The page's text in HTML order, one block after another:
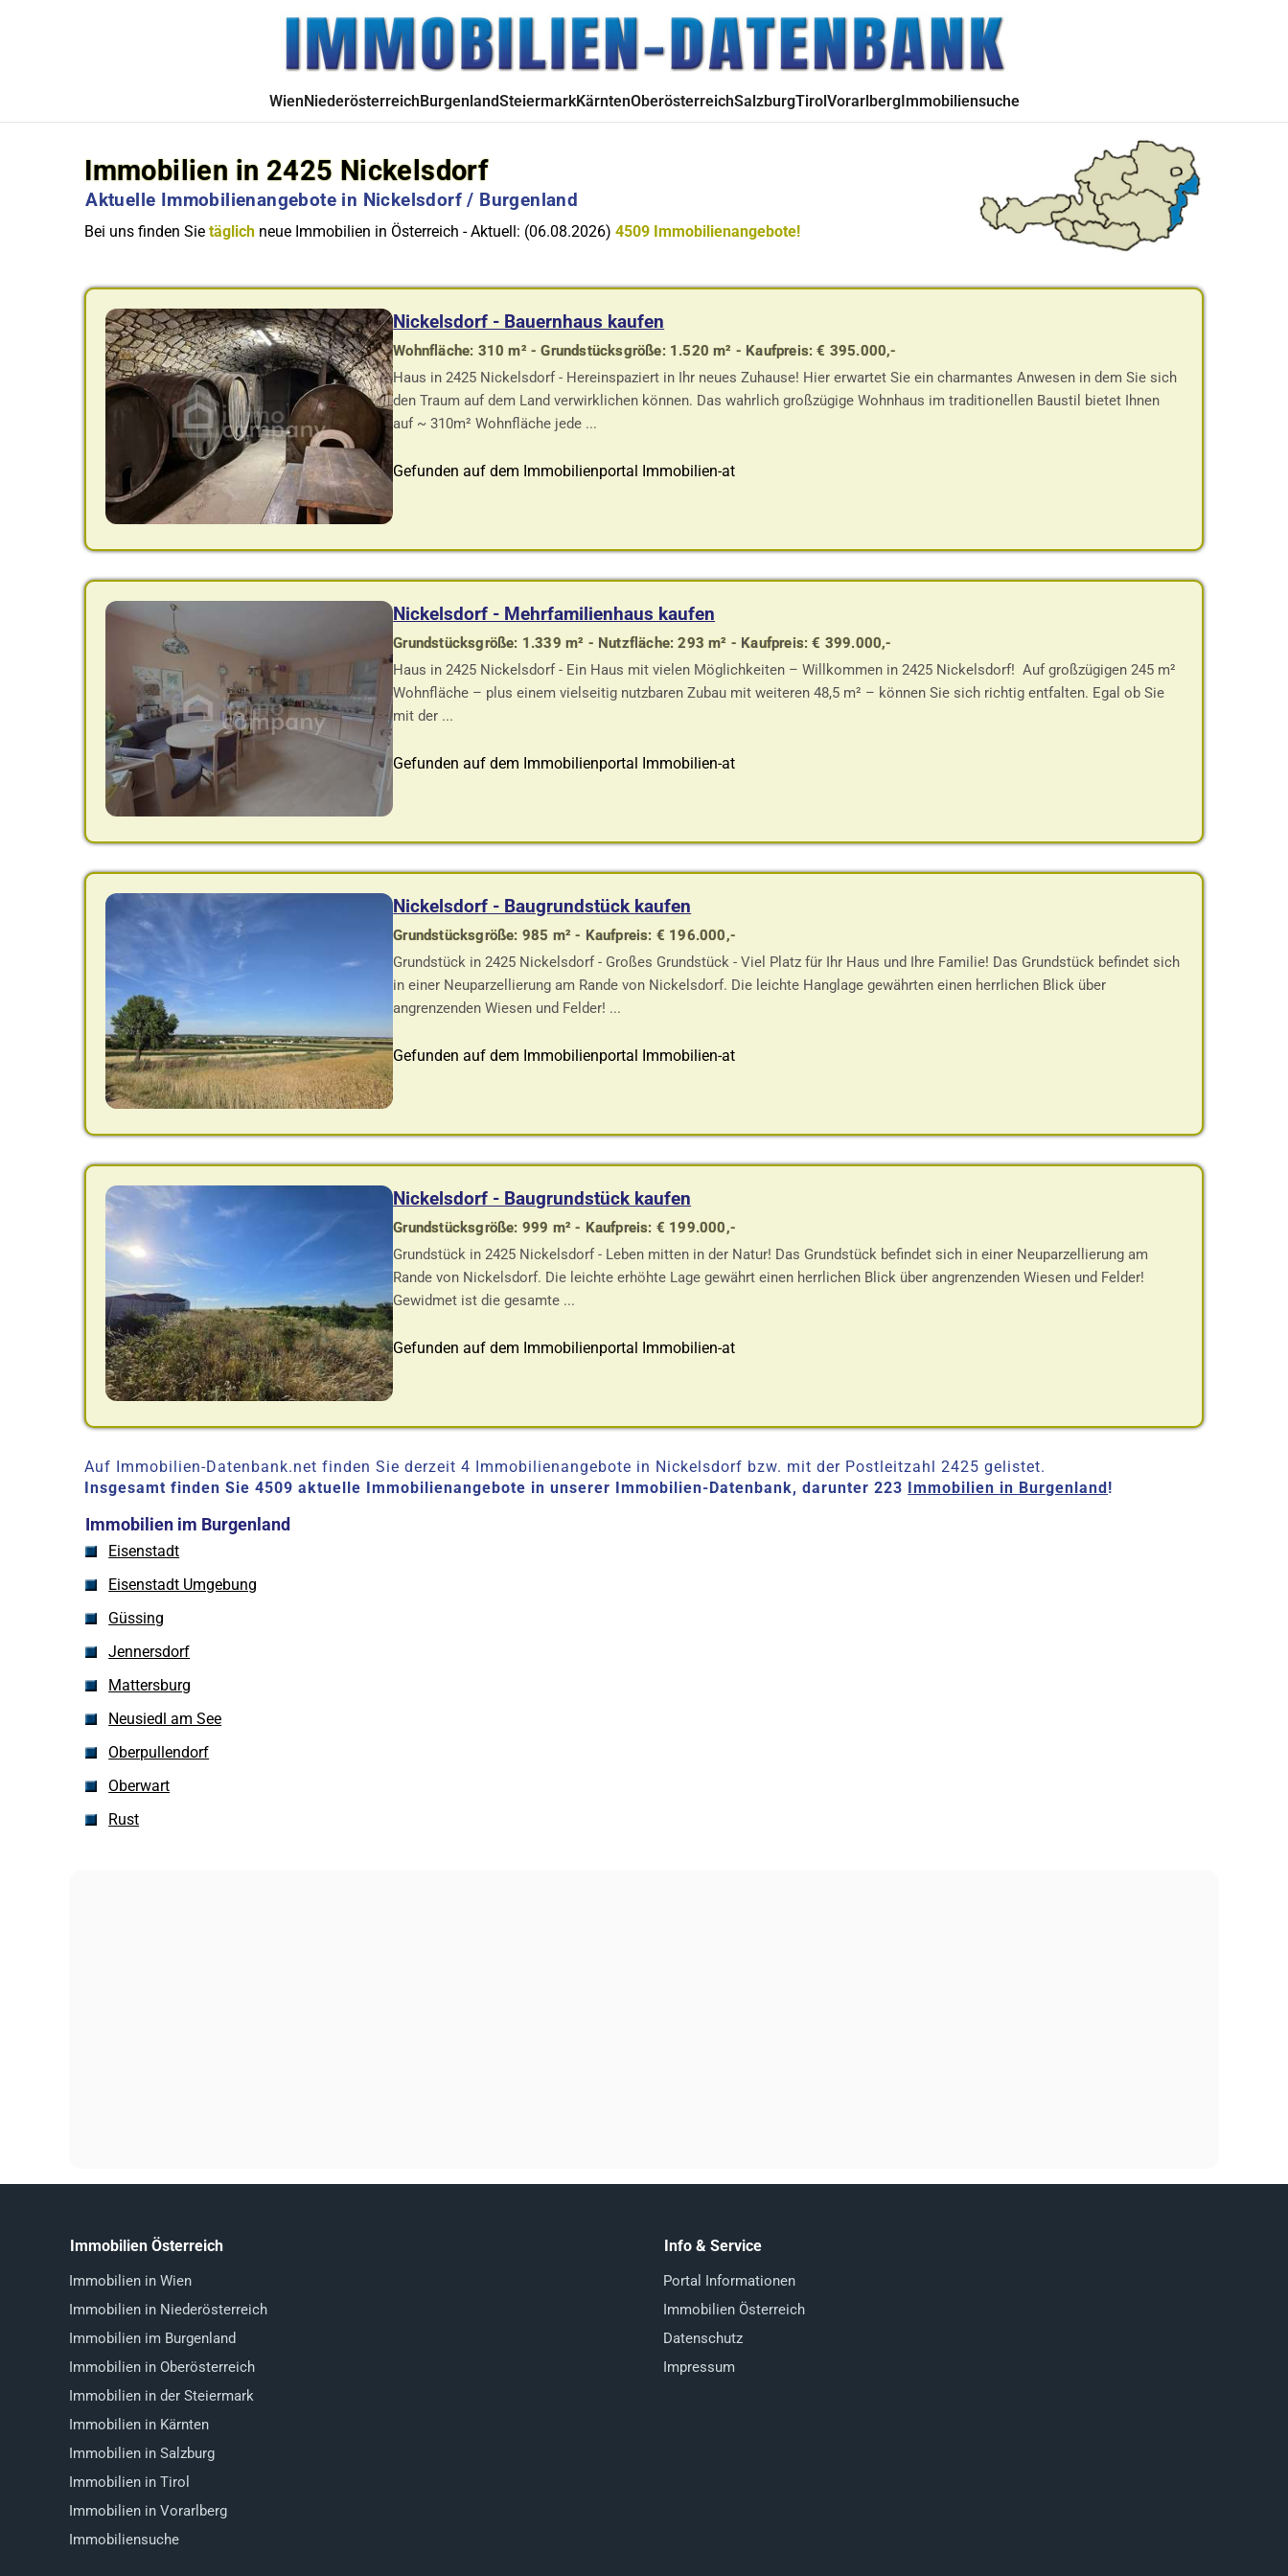
WienNiederösterreichBurgenlandSteiermarkKärntenOberösterreichSalzburgTirolVorarlbergImmobiliensuche
Immobilien in 2425 Nickelsdorf
Aktuelle Immobilienangebote in Nickelsdorf / Burgenland
Bei uns finden Sietäglich neue Immobilien in Österreich - Aktuell: (06.08.2026)4509 Immobilienangebote!
Nickelsdorf - Bauernhaus kaufen
Wohnfläche: 310 m² - Grundstücksgröße: 1.520 m² - Kaufpreis: € 395.000,-
Haus in 2425 Nickelsdorf - Hereinspaziert in Ihr neues Zuhause! Hier erwartet Sie ein charmantes Anwesen in dem Sie sich
den Traum auf dem Land verwirklichen können. Das wahrlich großzügige Wohnhaus im traditionellen Baustil bietet Ihnen
auf ~ 310m² Wohnfläche jede ...
Gefunden auf dem Immobilienportal Immobilien-at
Nickelsdorf - Mehrfamilienhaus kaufen
Grundstücksgröße: 1.339 m² - Nutzfläche: 293 m² - Kaufpreis: € 399.000,-
Haus in 2425 Nickelsdorf - Ein Haus mit vielen Möglichkeiten – Willkommen in 2425 Nickelsdorf! Auf großzügigen 245 m²
Wohnfläche – plus einem vielseitig nutzbaren Zubau mit weiteren 48,5 m² – können Sie sich richtig entfalten. Egal ob Sie
mit der ...
Gefunden auf dem Immobilienportal Immobilien-at
Nickelsdorf - Baugrundstück kaufen
Grundstücksgröße: 985 m² - Kaufpreis: € 196.000,-
Grundstück in 2425 Nickelsdorf - Großes Grundstück - Viel Platz für Ihr Haus und Ihre Familie! Das Grundstück befindet sich
in einer Neuparzellierung am Rande von Nickelsdorf. Die leichte Hanglage gewährten einen herrlichen Blick über
angrenzenden Wiesen und Felder! ...
Gefunden auf dem Immobilienportal Immobilien-at
Nickelsdorf - Baugrundstück kaufen
Grundstücksgröße: 999 m² - Kaufpreis: € 199.000,-
Grundstück in 2425 Nickelsdorf - Leben mitten in der Natur! Das Grundstück befindet sich in einer Neuparzellierung am
Rande von Nickelsdorf. Die leichte erhöhte Lage gewährt einen herrlichen Blick über angrenzenden Wiesen und Felder!
Gewidmet ist die gesamte ...
Gefunden auf dem Immobilienportal Immobilien-at
Auf Immobilien-Datenbank.net finden Sie derzeit 4 Immobilienangebote in Nickelsdorf bzw. mit der Postleitzahl 2425 gelistet.
Insgesamt finden Sie 4509 aktuelle Immobilienangebote in unserer Immobilien-Datenbank, darunter 223
Immobilien in Burgenland !
Immobilien im Burgenland
Eisenstadt
Eisenstadt Umgebung
Güssing
Jennersdorf
Mattersburg
Neusiedl am See
Oberpullendorf
Oberwart
Rust
Immobilien Österreich
Immobilien in Wien
Immobilien in Niederösterreich
Immobilien im Burgenland
Immobilien in Oberösterreich
Immobilien in der Steiermark
Immobilien in Kärnten
Immobilien in Salzburg
Immobilien in Tirol
Immobilien in Vorarlberg
Immobiliensuche
Info & Service
Portal Informationen
Immobilien Österreich
Datenschutz
Impressum